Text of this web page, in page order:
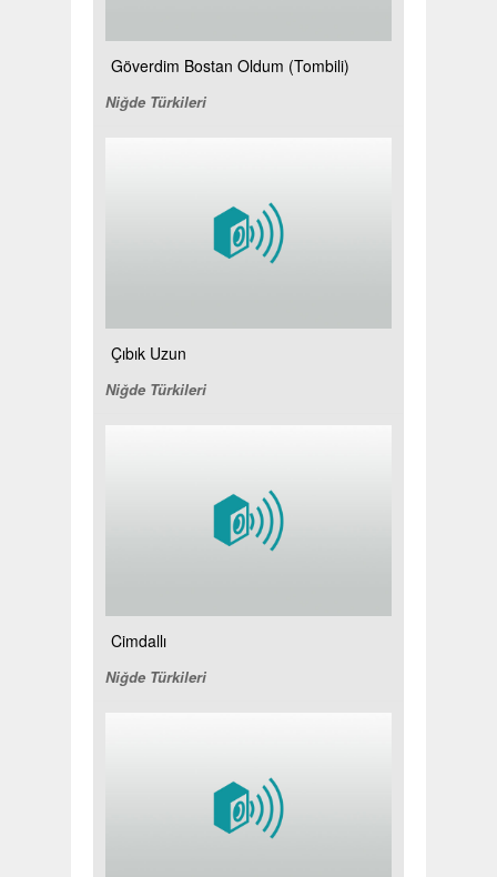
Göverdim Bostan Oldum (Tombili)
Niğde Türkileri
Çıbık Uzun
Niğde Türkileri
Cimdallı
Niğde Türkileri